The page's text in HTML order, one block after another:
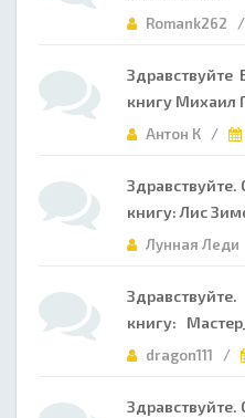
Romank262 /
Здравствуйте
книгу Михаил
Антон К /
Здравствуйте.
книгу: Лис
Лунная
Здравствуйте.
книгу:
dragon111 /
Здравствуйте.